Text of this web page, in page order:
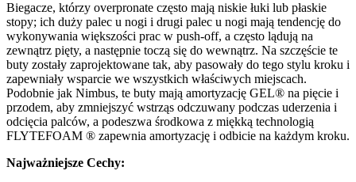
Biegacze, którzy overpronate często mają niskie łuki lub płaskie
stopy; ich duży palec u nogi i drugi palec u nogi mają tendencję do
wykonywania większości prac w push-off, a często lądują na
zewnątrz pięty, a następnie toczą się do wewnątrz. Na szczęście te
buty zostały zaprojektowane tak, aby pasowały do tego stylu kroku i
zapewniały wsparcie we wszystkich właściwych miejscach.
Podobnie jak Nimbus, te buty mają amortyzację GEL® na pięcie i
przodem, aby zmniejszyć wstrząs odczuwany podczas uderzenia i
odcięcia palców, a podeszwa środkowa z miękką technologią
FLYTEFOAM ® zapewnia amortyzację i odbicie na każdym kroku.
Najważniejsze Cechy: